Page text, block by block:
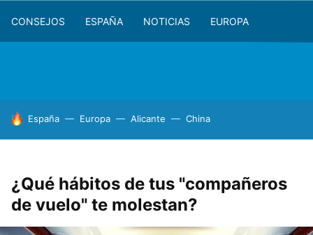
CONSEJOS ESPAÑA NOTICIAS EUROPA
HOY SE HABLA DE
España Europa Alicante China
¿Qué hábitos de tus "compañeros
de vuelo" te molestan?